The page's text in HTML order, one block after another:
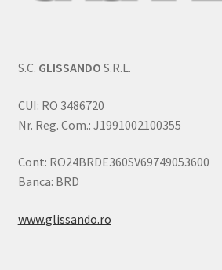
S.C. GLISSANDO S.R.L.
CUI: RO 3486720
Nr. Reg. Com.: J1991002100355
Cont: RO24BRDE360SV69749053600
Banca: BRD
www.glissando.ro